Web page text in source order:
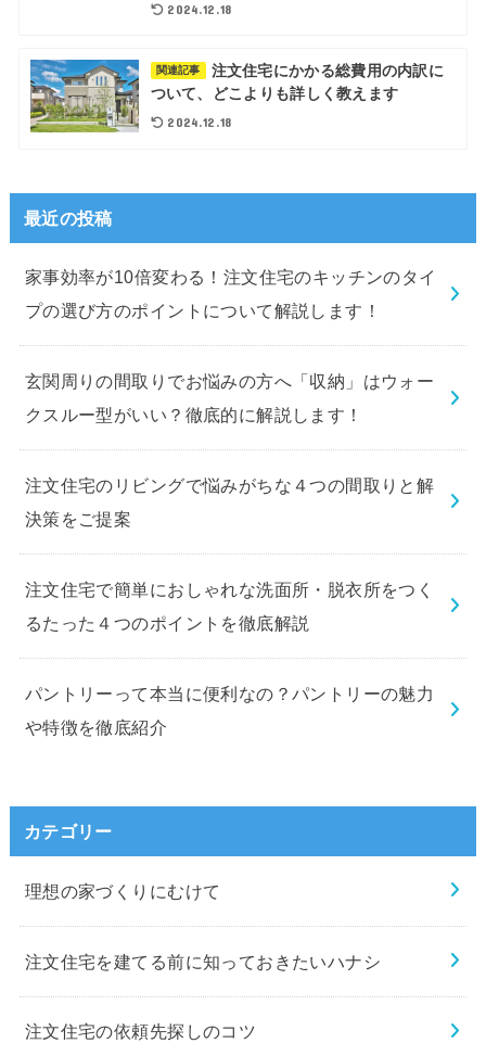
2024.12.18
関連記事
注文住宅にかかる総費用の内訳に
ついて、どこよりも詳しく教えます
2024.12.18
最近の投稿
家事効率が10倍変わる！注文住宅のキッチンのタイ
プの選び方のポイントについて解説します！
玄関周りの間取りでお悩みの方へ「収納」はウォー
クスルー型がいい？徹底的に解説します！
注文住宅のリビングで悩みがちな４つの間取りと解
決策をご提案
注文住宅で簡単におしゃれな洗面所・脱衣所をつく
るたった４つのポイントを徹底解説
パントリーって本当に便利なの？パントリーの魅力
や特徴を徹底紹介
カテゴリー
理想の家づくりにむけて
注文住宅を建てる前に知っておきたいハナシ
注文住宅の依頼先探しのコツ